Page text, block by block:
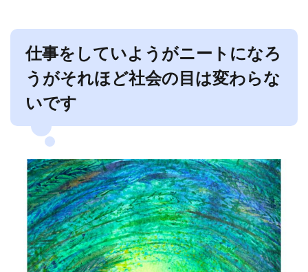
仕事をしていようがニートになろ
うがそれほど社会の目は変わらな
いです